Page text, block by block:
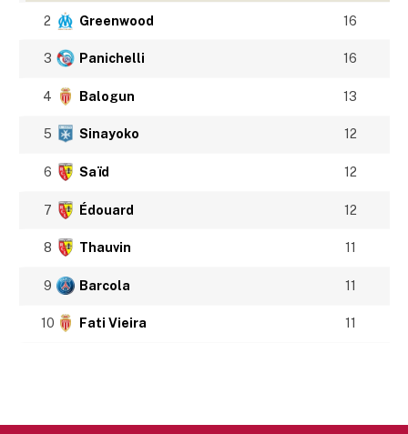
2 Greenwood 16
3 Panichelli 16
4 Balogun 13
5 Sinayoko 12
6 Saïd 12
7 Édouard 12
8 Thauvin 11
9 Barcola 11
10 Fati Vieira 11